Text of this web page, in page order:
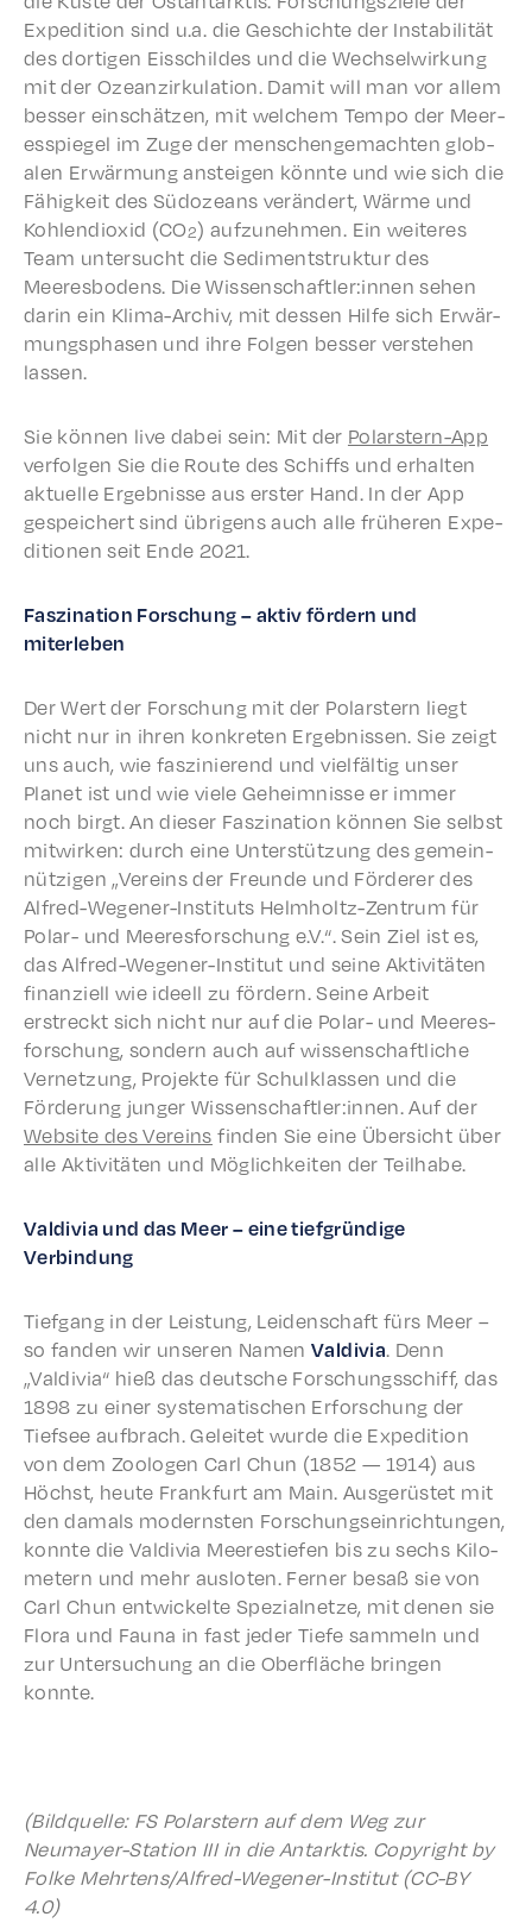
Expe­di­tion sind u.a. die Geschichte der Insta­bil­ität
des dorti­gen Eiss­childes und die Wech­sel­wirkung
mit der Ozeanzirku­la­tion. Damit will man vor allem
bess­er einschätzen, mit welchem Tempo der Meer­
esspiegel im Zuge der menschengemacht­en glob­
alen Erwär­mung ansteigen könnte und wie sich die
Fähigkeit des Südozeans verän­dert, Wärme und
Kohlen­diox­id (CO2) aufzunehmen. Ein weit­eres
Team unter­sucht die Sedi­mentstruk­tur des
Meeres­bo­dens. Die Wissenschaftler:innen sehen
darin ein Klima-Archiv, mit dessen Hilfe sich Erwär­
mungsphasen und ihre Folgen bess­er verste­hen
lassen.
Sie können live dabei sein: Mit der Polarstern-App
verfol­gen Sie die Route des Schiffs und erhal­ten
aktuelle Ergeb­nisse aus erster Hand. In der App
gespe­ichert sind übri­gens auch alle früheren Expe­
di­tio­nen seit Ende 2021.
Fasz­i­na­tion Forschung – aktiv fördern und
miterleben
Der Wert der Forschung mit der Polarstern liegt
nicht nur in ihren konkreten Ergeb­nis­sen. Sie zeigt
uns auch, wie faszinierend und vielfältig unser
Plan­et ist und wie viele Geheimnisse er immer
noch birgt. An dieser Fasz­i­na­tion können Sie selb­st
mitwirken: durch eine Unter­stützung des gemein­
nützi­gen „Vere­ins der Freunde und Förder­er des
Alfred-Wegen­er-Insti­tuts Helmholtz-Zentrum für
Polar- und Meeres­forschung e.V.“. Sein Ziel ist es,
das Alfred-Wegen­er-Insti­tut und seine Aktiv­itäten
finanziell wie ideell zu fördern. Seine Arbeit
erstreckt sich nicht nur auf die Polar- und Meeres­
forschung, sondern auch auf wissenschaftliche
Vernet­zung, Projek­te für Schulk­lassen und die
Förderung junger Wissenschaftler:innen. Auf der
Website des Vere­ins find­en Sie eine Über­sicht über
alle Aktiv­itäten und Möglichkeit­en der Teilhabe.
Valdivia und das Meer – eine tief­gründi­ge
Verbindung
Tief­gang in der Leis­tung, Leiden­schaft fürs Meer –
so fanden wir unseren NamenValdivia. Denn
„Valdivia“ hieß das deutsche Forschungss­chiff, das
1898 zu einer system­a­tis­chen Erforschung der
Tief­see aufbrach. Geleit­et wurde die Expe­di­tion
von dem Zoolo­gen Carl Chun (1852 — 1914) aus
Höchst, heute Frank­furt am Main. Ausgerüstet mit
den damals modern­sten Forschung­sein­rich­tun­gen,
konnte die Valdivia Meer­estiefen bis zu sechs Kilo­
me­tern und mehr ausloten. Fern­er besaß sie von
Carl Chun entwick­elte Spezial­net­ze, mit denen sie
Flora und Fauna in fast jeder Tiefe sammeln und
zur Unter­suchung an die Ober­fläche brin­gen
konnte.
(Bildquelle: FS Polarstern auf dem Weg zur
Neumay­er-Station III in die Antark­tis. Copy­right by
Folke Mehrten­s/Al­fred-Wegen­er-Insti­tut (CC-BY
4.0)